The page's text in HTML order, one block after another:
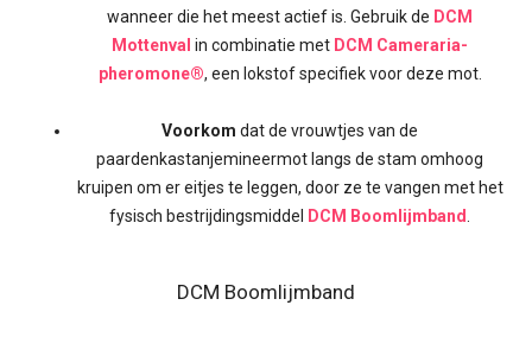
wanneer die het meest actief is. Gebruik de DCM
Mottenval in combinatie met DCM Cameraria-
pheromone®, een lokstof specifiek voor deze mot.
Voorkom dat de vrouwtjes van de
paardenkastanjemineermot langs de stam omhoog
kruipen om er eitjes te leggen, door ze te vangen met het
fysisch bestrijdingsmiddel
DCM Boomlijmband
DCM Boomlijmband